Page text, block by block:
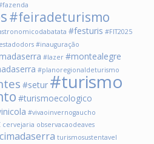
#feiradeturismo
#festuris #FIT2025
#inauguração
#lazer #montealegre
#planoregionaldeturismo
#setur #turismo
#turismoecologico
#vivaoinvernogaucho
cervejaria observacaodeaves
turismosustentavel